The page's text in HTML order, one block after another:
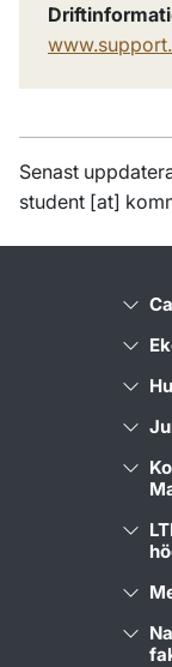
Senast
student [at]